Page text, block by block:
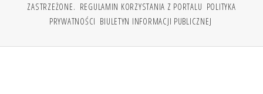
ZASTRZEŻONE. REGULAMIN KORZYSTANIA Z PORTALU POLITYKA
PRYWATNOŚCI BIULETYN INFORMACJI PUBLICZNEJ